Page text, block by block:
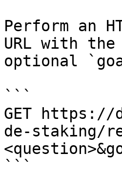
Perform an
URL with
optional
```
GET https://
de-staking/
```